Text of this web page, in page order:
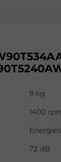
9 kg
1400
72 dB